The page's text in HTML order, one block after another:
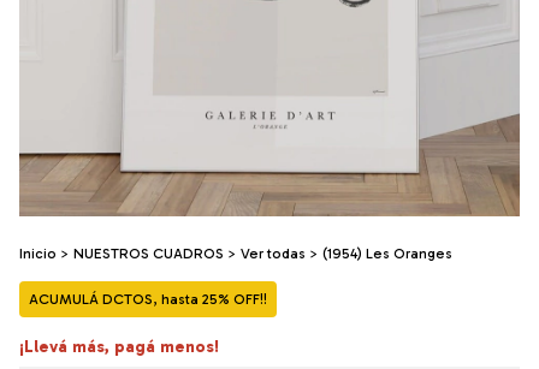
Inicio > NUESTROS CUADROS > Ver todas > (1954) Les Oranges
ACUMULÁ DCTOS, hasta 25% OFF!!
¡Llevá más, pagá menos!